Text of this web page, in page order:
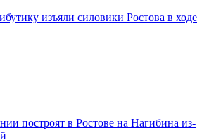
изъяли силовики Ростова в ходе
построят в Ростове на Нагибина из-